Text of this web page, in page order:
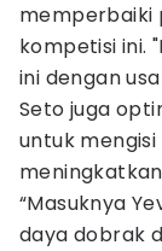
memperbaiki
kompetisi ini.
ini dengan
Seto juga
untuk mengisi
“Masuknya
daya dobrak